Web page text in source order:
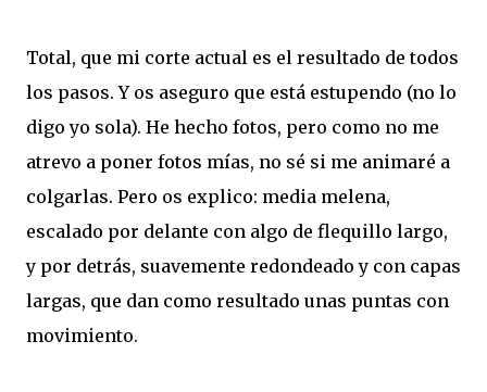
Total, que mi corte actual es el resultado de todos
los pasos. Y os aseguro que está estupendo (no lo
digo yo sola). He hecho fotos, pero como no me
atrevo a poner fotos mías, no sé si me animaré a
colgarlas. Pero os explico: media melena,
escalado por delante con algo de flequillo largo,
y por detrás, suavemente redondeado y con capas
largas, que dan como resultado unas puntas con
movimiento.